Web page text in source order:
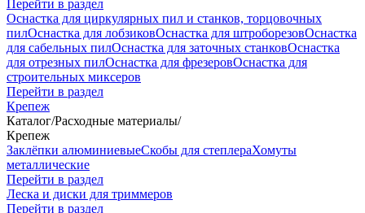
Перейти в раздел
Оснастка для циркулярных пил и станков, торцовочных
пилОснастка для лобзиковОснастка для штроборезовОснастка
для сабельных пилОснастка для заточных станковОснастка
для отрезных пилОснастка для фрезеровОснастка для
строительных миксеров
Перейти в раздел
Крепеж
Каталог/Расходные материалы/
Крепеж
Заклёпки алюминиевыеСкобы для степлераХомуты
металлические
Перейти в раздел
Леска и диски для триммеров
Перейти в раздел